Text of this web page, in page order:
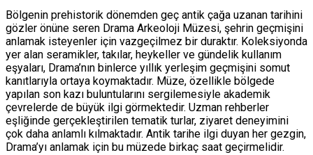
Bölgenin prehistorik dönemden geç antik çağa uzanan tarihini
gözler önüne seren Drama Arkeoloji Müzesi, şehrin geçmişini
anlamak isteyenler için vazgeçilmez bir duraktır. Koleksiyonda
yer alan seramikler, takılar, heykeller ve gündelik kullanım
eşyaları, Drama’nın binlerce yıllık yerleşim geçmişini somut
kanıtlarıyla ortaya koymaktadır. Müze, özellikle bölgede
yapılan son kazı buluntularını sergilemesiyle akademik
çevrelerde de büyük ilgi görmektedir. Uzman rehberler
eşliğinde gerçekleştirilen tematik turlar, ziyaret deneyimini
çok daha anlamlı kılmaktadır. Antik tarihe ilgi duyan her gezgin,
Drama’yı anlamak için bu müzede birkaç saat geçirmelidir.